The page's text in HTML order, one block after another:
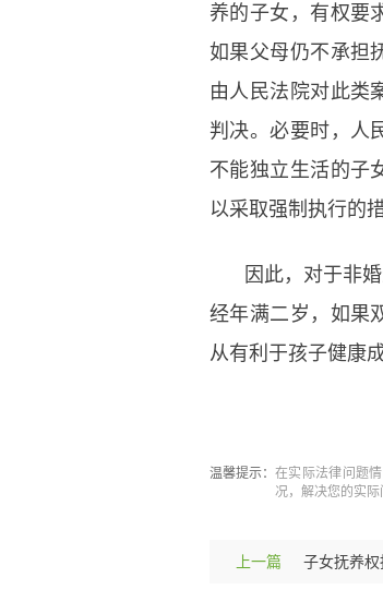
养的子女，有权要
如果父母仍不承担
由人民法院对此类
判决。必要时，人
不能独立生活的子
以采取强制执行的
因此，对于非
经年满二岁，如果
从有利于孩子健康
温馨提示： 在实际法律问题
况，解决您的实际
上一篇